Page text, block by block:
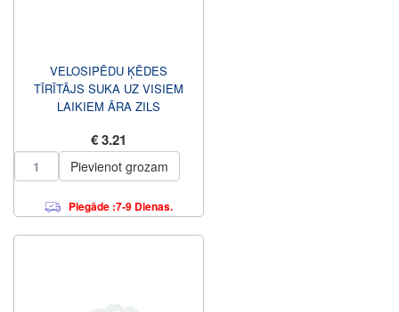
VELOSIPĒDU ĶĒDES
TĪRĪTĀJS SUKA UZ VISIEM
LAIKIEM ĀRA ZILS
€ 3.21
Pievienot grozam
Piegāde :7-9 Dienas.